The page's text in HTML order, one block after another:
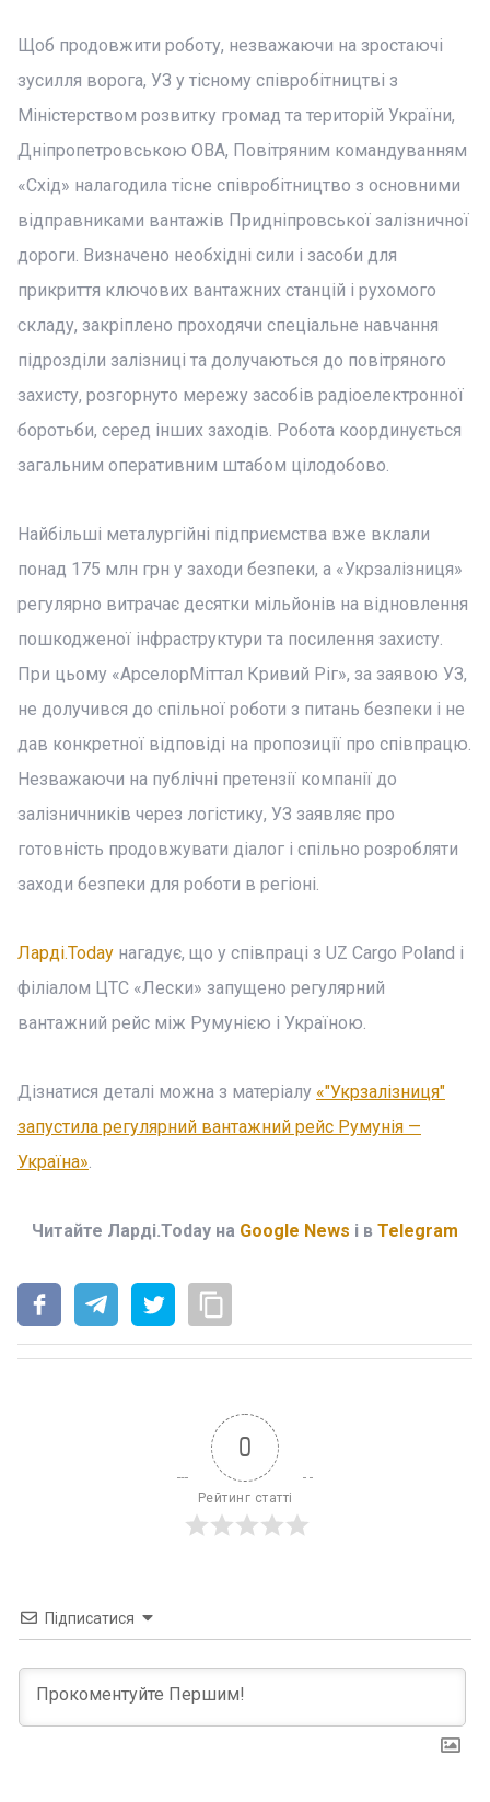
Щоб продовжити роботу, незважаючи на зростаючі
зусилля ворога, УЗ у тісному співробітництві з
Міністерством розвитку громад та територій України,
Дніпропетровською ОВА, Повітряним командуванням
«Схід» налагодила тісне співробітництво з основними
відправниками вантажів Придніпровської залізничної
дороги. Визначено необхідні сили і засоби для
прикриття ключових вантажних станцій і рухомого
складу, закріплено проходячи спеціальне навчання
підрозділи залізниці та долучаються до повітряного
захисту, розгорнуто мережу засобів радіоелектронної
боротьби, серед інших заходів. Робота координується
загальним оперативним штабом цілодобово.
Найбільші металургійні підприємства вже вклали
понад 175 млн грн у заходи безпеки, а «Укрзалізниця»
регулярно витрачає десятки мільйонів на відновлення
пошкодженої інфраструктури та посилення захисту.
При цьому «АрселорМіттал Кривий Ріг», за заявою УЗ,
не долучився до спільної роботи з питань безпеки і не
дав конкретної відповіді на пропозиції про співпрацю.
Незважаючи на публічні претензії компанії до
залізничників через логістику, УЗ заявляє про
готовність продовжувати діалог і спільно розробляти
заходи безпеки для роботи в регіоні.
Ларді.Today нагадує, що у співпраці з UZ Cargo Poland і
філіалом ЦТС «Лески» запущено регулярний
вантажний рейс між Румунією і Україною.
Дізнатися деталі можна з матеріалу «"Укрзалізниця"
запустила регулярний вантажний рейс Румунія —
Україна».
Читайте Ларді.Today на Google News і в Telegram
0
Рейтинг статті
Підписатися